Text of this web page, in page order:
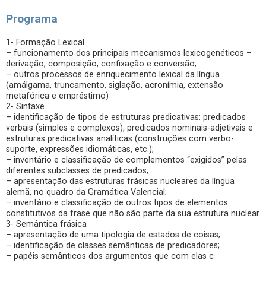
Programa
1- Formação Lexical
– funcionamento dos principais mecanismos lexicogenéticos –
derivação, composição, confixação e conversão;
– outros processos de enriquecimento lexical da língua
(amálgama, truncamento, siglação, acronímia, extensão
metafórica e empréstimo)
2- Sintaxe
– identificação de tipos de estruturas predicativas: predicados
verbais (simples e complexos), predicados nominais-adjetivais e
estruturas predicativas analíticas (construções com verbo-
suporte, expressões idiomáticas, etc.);
– inventário e classificação de complementos “exigidos” pelas
diferentes subclasses de predicados;
– apresentação das estruturas frásicas nucleares da língua
alemã, no quadro da Gramática Valencial;
– inventário e classificação de outros tipos de elementos
constitutivos da frase que não são parte da sua estrutura nuclear
3- Semântica frásica
– apresentação de uma tipologia de estados de coisas;
– identificação de classes semânticas de predicadores;
– papéis semânticos dos argumentos que com elas c